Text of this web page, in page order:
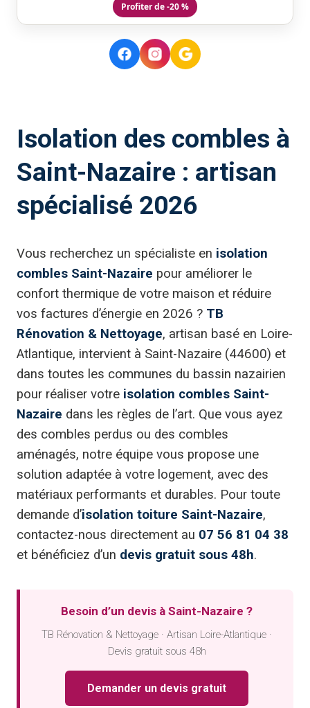
Profiter de -20 %
Isolation des combles à
Saint-Nazaire : artisan
spécialisé 2026
Vous recherchez un spécialiste en isolation
combles Saint-Nazaire pour améliorer le
confort thermique de votre maison et réduire
vos factures d’énergie en 2026 ? TB
Rénovation & Nettoyage, artisan basé en Loire-
Atlantique, intervient à Saint-Nazaire (44600) et
dans toutes les communes du bassin nazairien
pour réaliser votre isolation combles Saint-
Nazaire dans les règles de l’art. Que vous ayez
des combles perdus ou des combles
aménagés, notre équipe vous propose une
solution adaptée à votre logement, avec des
matériaux performants et durables. Pour toute
demande d’isolation toiture Saint-Nazaire,
contactez-nous directement au 07 56 81 04 38
et bénéficiez d’un devis gratuit sous 48h.
Besoin d’un devis à Saint-Nazaire ?
TB Rénovation & Nettoyage · Artisan Loire-Atlantique ·
Devis gratuit sous 48h
Demander un devis gratuit